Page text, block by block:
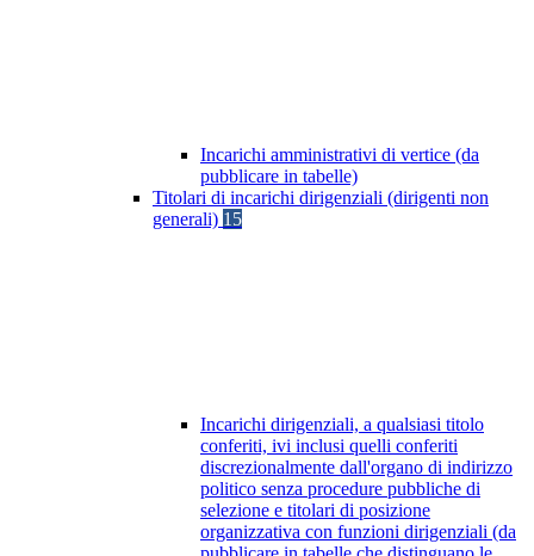
Incarichi amministrativi di vertice (da
pubblicare in tabelle)
Titolari di incarichi dirigenziali (dirigenti non
generali) 15
Incarichi dirigenziali, a qualsiasi titolo
conferiti, ivi inclusi quelli conferiti
discrezionalmente dall'organo di indirizzo
politico senza procedure pubbliche di
selezione e titolari di posizione
organizzativa con funzioni dirigenziali (da